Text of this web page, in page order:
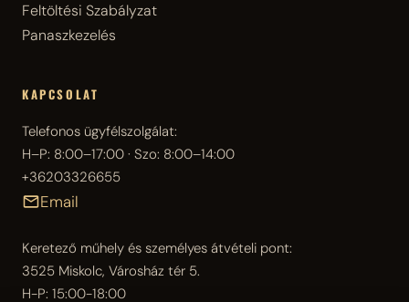
Feltöltési Szabályzat
Panaszkezelés
KAPCSOLAT
Telefonos ügyfélszolgálat:
H–P: 8:00–17:00 · Szo: 8:00–14:00
+36203326655
Email
Keretező műhely és személyes átvételi pont:
3525 Miskolc, Városház tér 5.
H-P: 15:00-18:00